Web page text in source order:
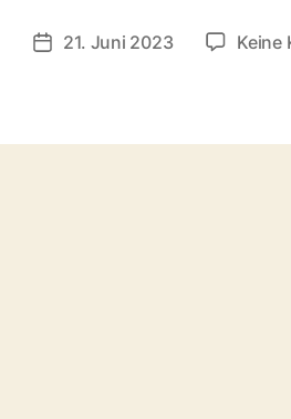
Veröffentlichungsdatum
21. Juni 2023 Keine